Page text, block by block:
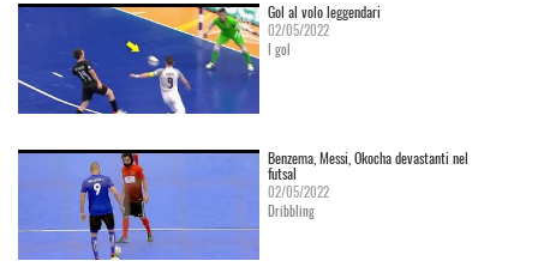
Gol al volo leggendari
02/05/2022
I gol
Benzema, Messi, Okocha devastanti nel
futsal
02/05/2022
Dribbling